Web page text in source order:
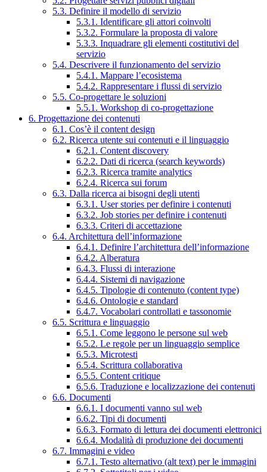
5.3. Definire il modello di servizio
5.3.1. Identificare gli attori coinvolti
5.3.2. Formulare la proposta di valore
5.3.3. Inquadrare gli elementi costitutivi del
servizio
5.4. Descrivere il funzionamento del servizio
5.4.1. Mappare l’ecosistema
5.4.2. Rappresentare i flussi di servizio
5.5. Co-progettare le soluzioni
5.5.1. Workshop di co-progettazione
6. Progettazione dei contenuti
6.1. Cos’è il content design
6.2. Ricerca utente sui contenuti e il linguaggio
6.2.1. Content discovery
6.2.2. Dati di ricerca (search keywords)
6.2.3. Ricerca tramite analytics
6.2.4. Ricerca sui forum
6.3. Dalla ricerca ai bisogni degli utenti
6.3.1. User stories per definire i contenuti
6.3.2. Job stories per definire i contenuti
6.3.3. Criteri di accettazione
6.4. Architettura dell’informazione
6.4.1. Definire l’architettura dell’informazione
6.4.2. Alberatura
6.4.3. Flussi di interazione
6.4.4. Sistemi di navigazione
6.4.5. Tipologie di contenuto (content type)
6.4.6. Ontologie e standard
6.4.7. Vocabolari controllati e tassonomie
6.5. Scrittura e linguaggio
6.5.1. Come leggono le persone sul web
6.5.2. Le regole per un linguaggio semplice
6.5.3. Microtesti
6.5.4. Scrittura collaborativa
6.5.5. Content critique
6.5.6. Traduzione e localizzazione dei contenuti
6.6. Documenti
6.6.1. I documenti vanno sul web
6.6.2. Tipi di documenti
6.6.3. Formato di lettura dei documenti elettronici
6.6.4. Modalità di produzione dei documenti
6.7. Immagini e video
6.7.1. Testo alternativo (alt text) per le immagini